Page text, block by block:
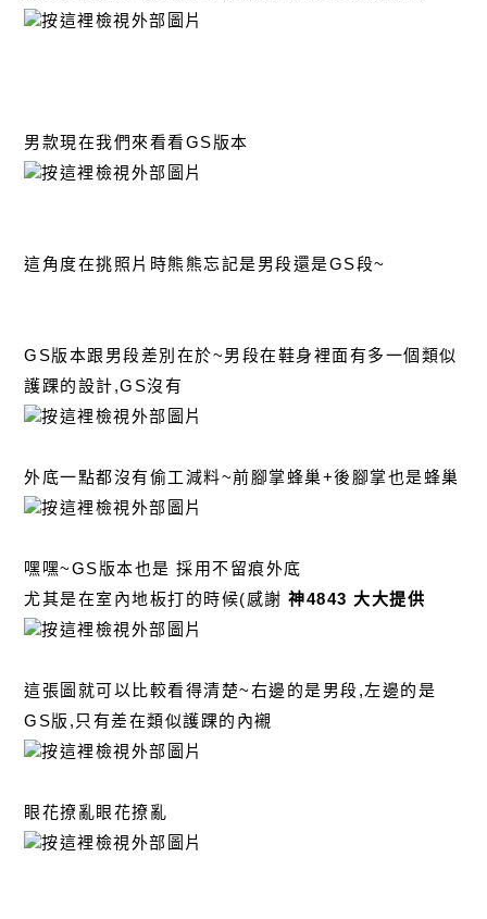
男款現在我們來看看GS版本
這角度在挑照片時熊熊忘記是男段還是GS段~
GS版本跟男段差別在於~男段在鞋身裡面有多一個類似
護踝的設計,GS沒有
外底一點都沒有偷工減料~前腳掌蜂巢+後腳掌也是蜂巢
嘿嘿~GS版本也是 採用不留痕外底
尤其是在室內地板打的時候(感謝神4843 大大提供
這張圖就可以比較看得清楚~右邊的是男段,左邊的是
GS版,只有差在類似護踝的內襯
眼花撩亂眼花撩亂